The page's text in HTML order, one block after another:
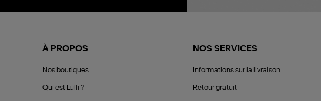
À PROPOS
Nos boutiques
Qui est Lulli ?
NOS SERVICES
Informations sur la livraison
Retour gratuit